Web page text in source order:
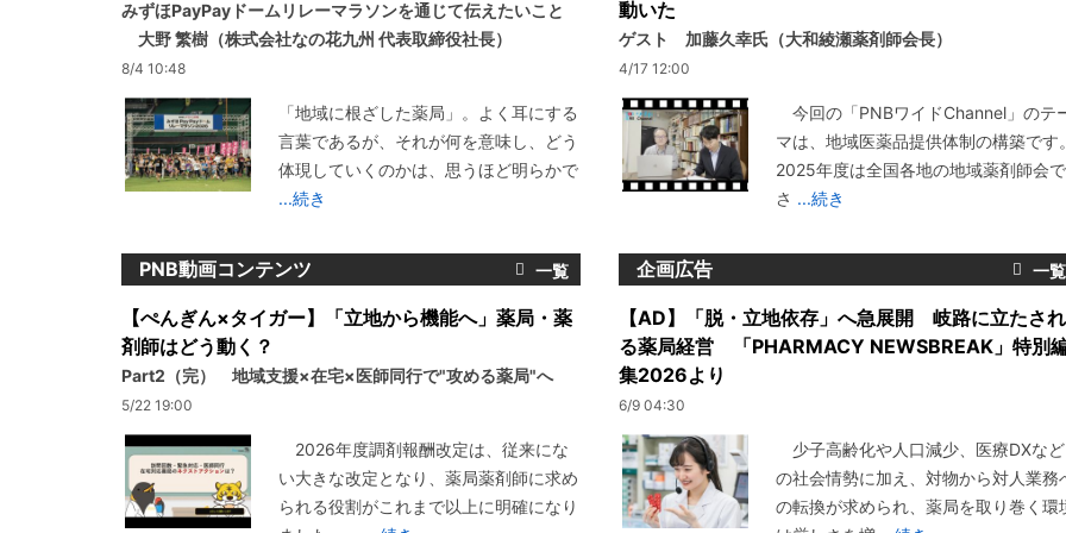
みずほPayPayドームリレーマラソンを通じて伝えたいこと
大野 繁樹（株式会社なの花九州 代表取締役社長）
8/4 10:48
「地域に根ざした薬局」。よく耳にする
言葉であるが、それが何を意味し、どう
体現していくのかは、思うほど明らかで
...続き
動いた
ゲスト 加藤久幸氏（大和綾瀬薬剤師会長）
4/17 12:00
今回の「PNBワイドChannel」のテ
マは、地域医薬品提供体制の構築です。
2025年度は全国各地の地域薬剤師会で
さ ...続き
PNB動画コンテンツ
【ぺんぎん×タイガー】「立地から機能へ」薬局・薬
剤師はどう動く？
Part2（完） 地域支援×在宅×医師同行で"攻める薬局"へ
5/22 19:00
2026年度調剤報酬改定は、従来にな
い大きな改定となり、薬局薬剤師に求め
られる役割がこれまで以上に明確になり
企画広告
【AD】「脱・立地依存」へ急展開 岐路に立たされ
る薬局経営 「PHARMACY NEWSBREAK」特別
集2026より
6/9 04:30
少子高齢化や人口減少、医療DXなど
の社会情勢に加え、対物から対人業務
の転換が求められ、薬局を取り巻く環